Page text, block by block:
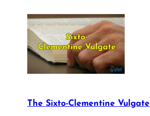
The Sixto-Clementine Vulgate